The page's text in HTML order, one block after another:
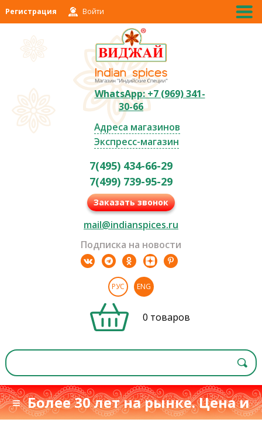
Регистрация Войти
WhatsApp: +7 (969) 341-
30-66
Адреса магазинов
Экспресс-магазин
7(495) 434-66-29
7(499) 739-95-29
Заказать звонок
mail@indianspices.ru
Подписка на новости
РУС ENG
0 товаров
≡ Более 30 лет на рынке. Цена и